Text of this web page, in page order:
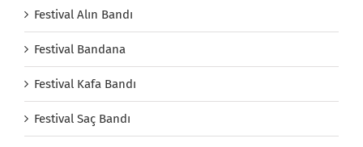
Festival Alın Bandı
Festival Bandana
Festival Kafa Bandı
Festival Saç Bandı